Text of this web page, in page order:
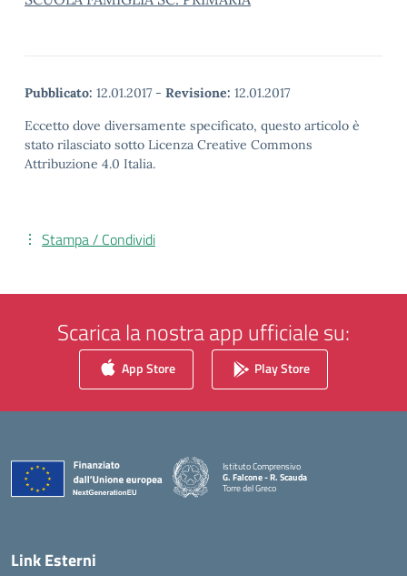
Pubblicato: 12.01.2017 - Revisione: 12.01.2017
Eccetto dove diversamente specificato, questo articolo è
stato rilasciato sotto Licenza Creative Commons
Attribuzione 4.0 Italia.
Stampa / Condividi
Scarica la nostra app ufficiale su:
App Store Play Store
Istituto Comprensivo
G. Falcone - R. Scauda
Torre del Greco
Link Esterni